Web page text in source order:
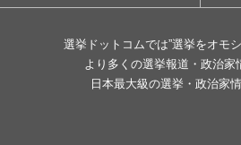
選挙ドットコムでは”選挙をオモシ
より多くの選挙報道・政治家
日本最大級の選挙・政治家